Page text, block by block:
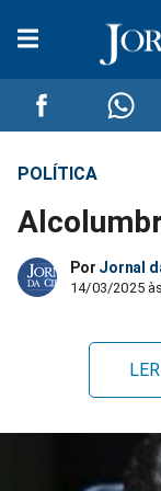
Compartilhar
no
Facebook
no
POLÍTICA
Por Jornal
14/03/2025